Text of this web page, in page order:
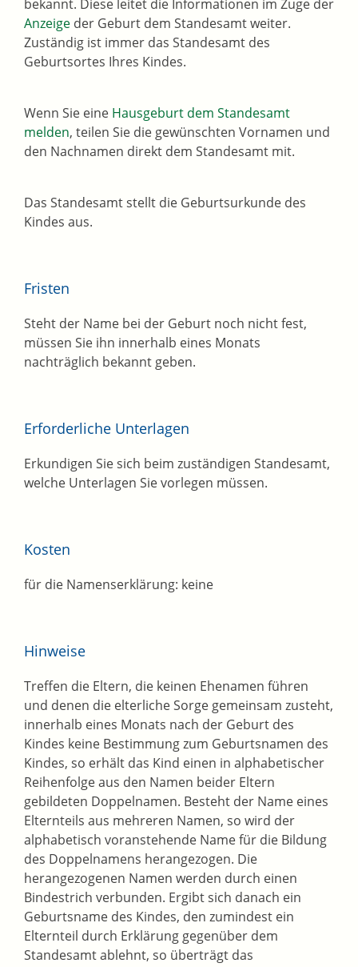
bekannt. Diese leitet die Informationen im Zuge der
Anzeige der Geburt dem Standesamt weiter.
Zuständig ist immer das Standesamt des
Geburtsortes Ihres Kindes.
Wenn Sie eine Hausgeburt dem Standesamt
melden, teilen Sie die gewünschten Vornamen und
den Nachnamen direkt dem Standesamt mit.
Das Standesamt stellt die Geburtsurkunde des
Kindes aus.
Fristen
Steht der Name bei der Geburt noch nicht fest,
müssen Sie ihn innerhalb eines Monats
nachträglich bekannt geben.
Erforderliche Unterlagen
Erkundigen Sie sich beim zuständigen Standesamt,
welche Unterlagen Sie vorlegen müssen.
Kosten
für die Namenserklärung: keine
Hinweise
Treffen die Eltern, die keinen Ehenamen führen
und denen die elterliche Sorge gemeinsam zusteht,
innerhalb eines Monats nach der Geburt des
Kindes keine Bestimmung zum Geburtsnamen des
Kindes, so erhält das Kind einen in alphabetischer
Reihenfolge aus den Namen beider Eltern
gebildeten Doppelnamen. Besteht der Name eines
Elternteils aus mehreren Namen, so wird der
alphabetisch voranstehende Name für die Bildung
des Doppelnamens herangezogen. Die
herangezogenen Namen werden durch einen
Bindestrich verbunden. Ergibt sich danach ein
Geburtsname des Kindes, den zumindest ein
Elternteil durch Erklärung gegenüber dem
Standesamt ablehnt, so überträgt das